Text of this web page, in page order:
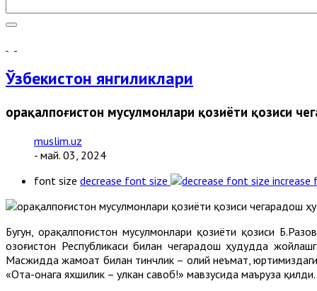
Ўзбекистон янгиликлари
Қорақалпоғистон мусулмонлари қозиёти қозиси
muslim.uz
- май. 03, 2024
font size decrease font size increase
Бугун, Қорақалпоғистон мусулмонлари қозиёти қозиси
Қозоғистон Республикаси билан чегарадош ҳудудда
Масжидда жамоат билан тинчлик – олий неъмат,
«Ота-онага яхшилик – улкан савоб!» мавзусида маъруза қилди.